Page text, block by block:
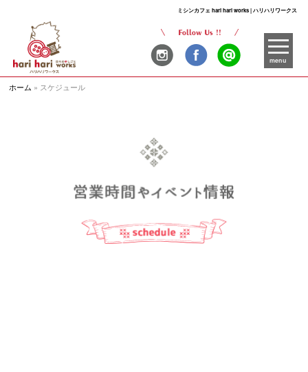
ミシンカフェ hari hari works | ハリハリワークス
menu
ホーム » スケジュール